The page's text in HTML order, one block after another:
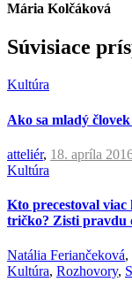
Mária Kolčáková
Súvisiace
Kultúra
Ako sa mladý človek
atteliér, 18. apríla
Kultúra
Kto precestoval
tričko? Zisti pravdu
Natália Feriančeková,
Kultúra, Rozhovory,